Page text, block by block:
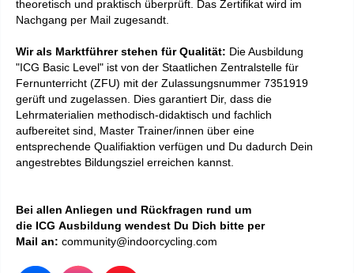
theoretisch und praktisch überprüft. Das Zertifikat wird im
Nachgang per Mail zugesandt.
Wir als Marktführer stehen für Qualität: Die Ausbildung
"ICG Basic Level" ist von der Staatlichen Zentralstelle für
Fernunterricht (ZFU) mit der Zulassungsnummer 7351919
gerüft und zugelassen. Dies garantiert Dir, dass die
Lehrmaterialien methodisch-didaktisch und fachlich
aufbereitet sind, Master Trainer/innen über eine
entsprechende Qualifiaktion verfügen und Du dadurch Dein
angestrebtes Bildungsziel erreichen kannst.
Bei allen Anliegen und Rückfragen rund um
die ICG Ausbildung wendest Du Dich bitte per
Mail an: community@indoorcycling.com